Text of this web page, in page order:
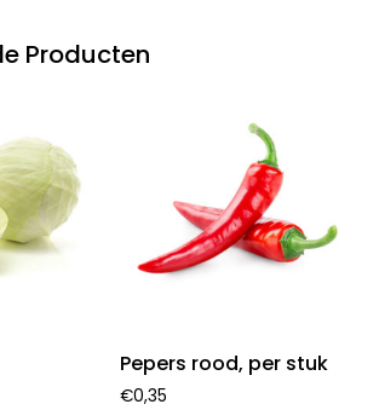
Producten
Pepers rood, per stuk
€0,35